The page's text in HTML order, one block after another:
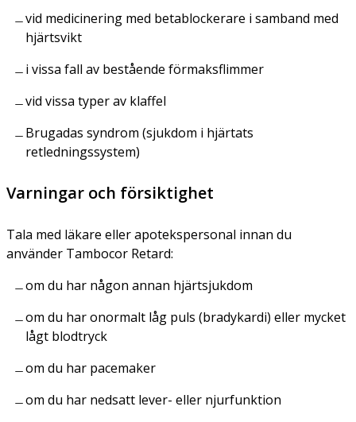
vid medicinering med betablockerare i samband med
hjärtsvikt
i vissa fall av bestående förmaksflimmer
vid vissa typer av klaffel
Brugadas syndrom (sjukdom i hjärtats
retledningssystem)
Varningar och försiktighet
Tala med läkare eller apotekspersonal innan du
använder Tambocor Retard:
om du har någon annan hjärtsjukdom
om du har onormalt låg puls (bradykardi) eller mycket
lågt blodtryck
om du har pacemaker
om du har nedsatt lever- eller njurfunktion